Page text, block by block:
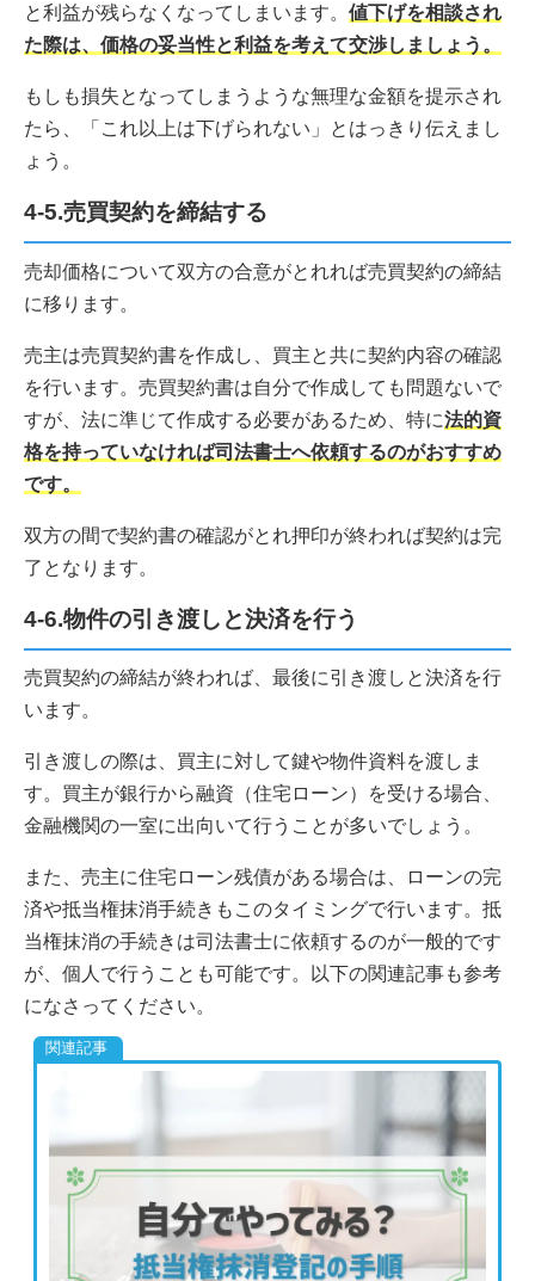
と利益が残らなくなってしまいます。 値下げを相談され
た際は、価格の妥当性と利益を考えて交渉しましょう。
もしも損失となってしまうような無理な金額を提示され
たら、「これ以上は下げられない」とはっきり伝えまし
ょう。
4-5.売買契約を締結する
売却価格について双方の合意がとれれば売買契約の締結
に移ります。
売主は売買契約書を作成し、買主と共に契約内容の確認
を行います。売買契約書は自分で作成しても問題ないで
すが、法に準じて作成する必要があるため、特に法的資
格を持っていなければ司法書士へ依頼するのがおすすめ
です。
双方の間で契約書の確認がとれ押印が終われば契約は完
了となります。
4-6.物件の引き渡しと決済を行う
売買契約の締結が終われば、最後に引き渡しと決済を行
います。
引き渡しの際は、買主に対して鍵や物件資料を渡しま
す。買主が銀行から融資（住宅ローン）を受ける場合、
金融機関の一室に出向いて行うことが多いでしょう。
また、売主に住宅ローン残債がある場合は、ローンの完
済や抵当権抹消手続きもこのタイミングで行います。抵
当権抹消の手続きは司法書士に依頼するのが一般的です
が、個人で行うことも可能です。以下の関連記事も参考
になさってください。